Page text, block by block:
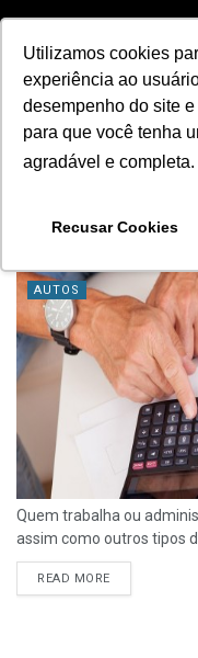
Utilizamos cookies
experiência ao
desempenho do site
para que você tenha
agradável e completa.
Recusar Cookies
Home Tag Administrar
Tag:Administrar
5 dicas para você
de sua oficina
14 DE
AUTOS
Quem trabalha ou
assim como outros tipos
READ MORE